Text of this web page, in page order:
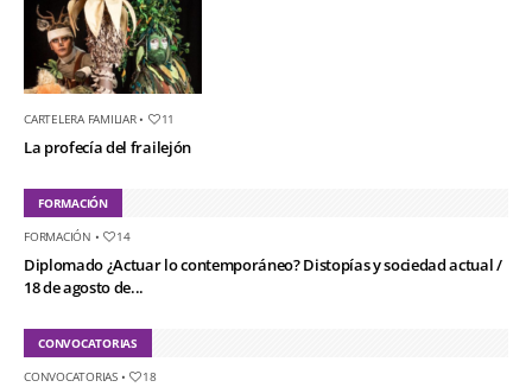
CARTELERA FAMILIAR• 11
La profecía del frailejón
FORMACIÓN
FORMACIÓN • 14
Diplomado ¿Actuar lo contemporáneo? Distopías y sociedad actual /
18 de agosto de...
CONVOCATORIAS
CONVOCATORIAS• 18